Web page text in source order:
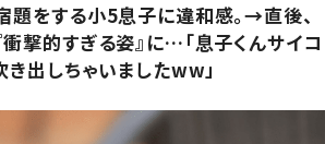
題をする小5息子に違和感。→直後、
撃的すぎる姿』に…「息子くんサイコ
き出しちゃいましたww」